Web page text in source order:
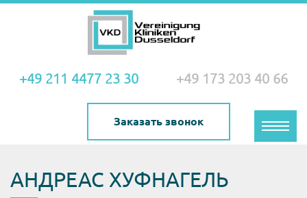
+49 211 4477 23 30 +49 173 203 40 66
Заказать звонок
Toggle
АНДРЕАС ХУФНАГЕЛЬ